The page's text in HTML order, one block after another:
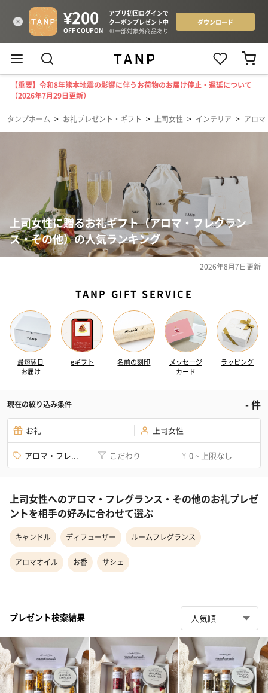
【重要】令和8年熊本地震の影響に伴うお荷物のお届け停止・遅延について
（2026年7月29日更新）
タンプホーム > お礼プレゼント・ギフト > 上司女性 > インテリア > アロマ
上司女性に贈るお礼ギフト（アロマ・フレグラン
ス・その他）の人気ランキング
2026年8月7日更新
TANP GIFT SERVICE
最短翌日
お届け
eギフト 名前の刻印
メッセージ
カード
ラッピング
現在の絞り込み条件 -件
お礼 上司女性
アロマ・フレ... こだわり ¥ 0 ~ 上限なし
上司女性へのアロマ・フレグランス・その他のお礼プレゼ
ントを相手の好みに合わせて選ぶ
キャンドル ディフューザー ルームフレグランス
アロマオイル お香 サシェ
プレゼント検索結果